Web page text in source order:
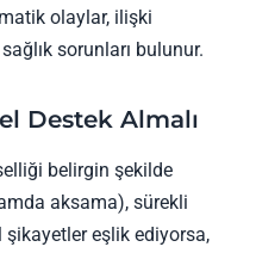
olaylar, ilişki
sorunları bulunur.
Destek Almalı
belirgin şekilde
aksama), sürekli
eşlik ediyorsa,